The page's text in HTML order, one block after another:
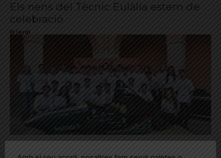
Els nens del Tècnic Eulàlia estem de
celebració
El Jardí